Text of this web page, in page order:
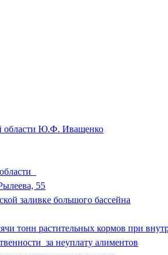
области Ю.Ф. Иващенко
55
заливке большого бассейна
тонн растительных кормов при
за неуплату алиментов